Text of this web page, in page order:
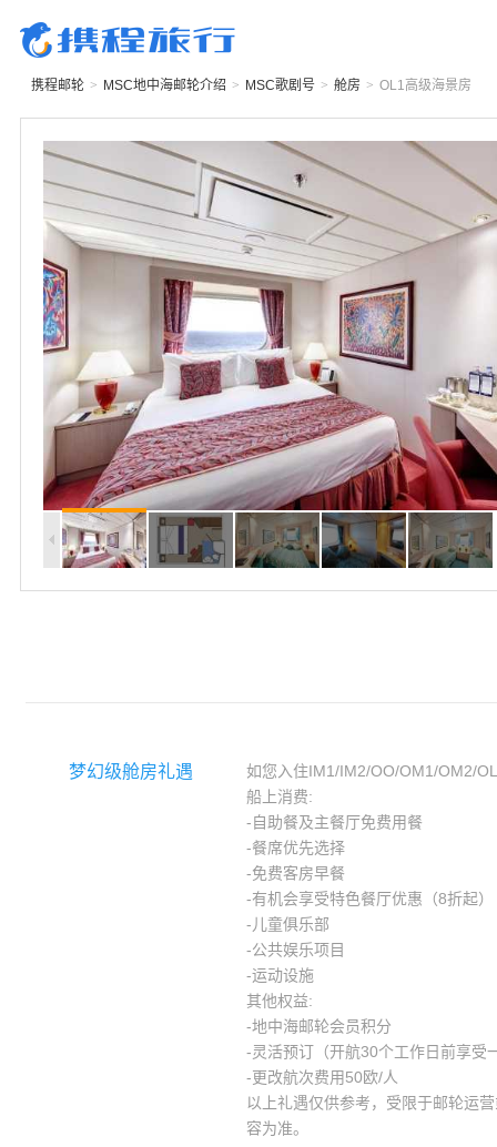
携程邮轮 > MSC地中海邮轮介绍 > MSC歌剧号 > 舱房 > OL1高级海景房
梦幻级舱房礼遇
如您入住IM1/IM2/OO/OM1/OM2/
船上消费:
-自助餐及主餐厅免费用餐
-餐席优先选择
-免费客房早餐
-有机会享受特色餐厅优惠（8折起）
-儿童俱乐部
-公共娱乐项目
-运动设施
其他权益:
-地中海邮轮会员积分
-灵活预订（开航30个工作日前享受
-更改航次费用50欧/人
以上礼遇仅供参考，受限于邮轮运
容为准。